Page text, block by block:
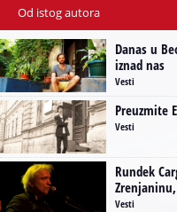
Od istog autora
Danas u
iznad nas
Vesti
Preuzmite
Vesti
Rundek
Vesti